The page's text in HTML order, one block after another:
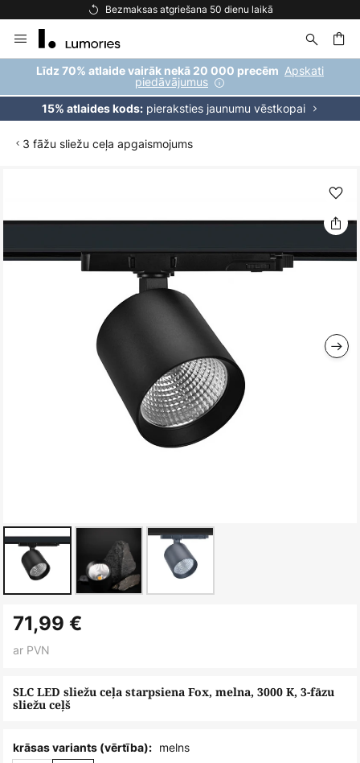
Bezmaksas atgriešana 50 dienu laikā
to
Content
Līdz 70% atlaide vairāk nekā 20 000 precēm Apskati
piedāvājumus
15% atlaides kods:pieraksties jaunumu vēstkopai
3 fāžu sliežu ceļa apgaismojums
galerijas
uz
galerijas
SLC LED sliežu ceļa starpsiena Fox, melna, 3000 K, 3-fāzu
sliežu ceļš
71,99 €
ar PVN
krāsas variants (vērtība): melns